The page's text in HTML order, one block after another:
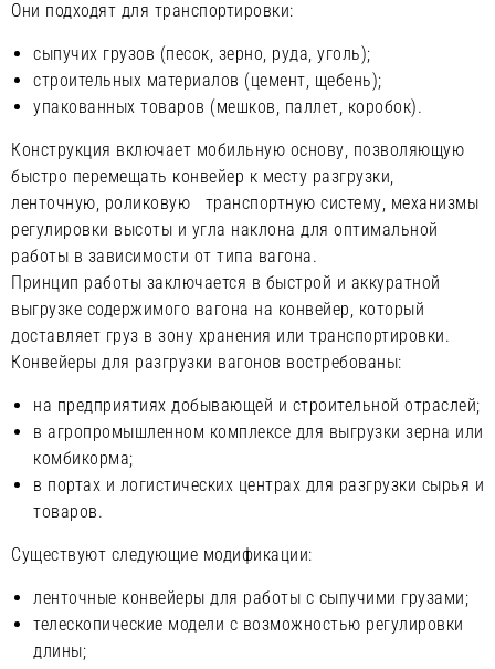
Они подходят для транспортировки:
сыпучих грузов (песок, зерно, руда, уголь);
строительных материалов (цемент, щебень);
упакованных товаров (мешков, паллет, коробок).
Конструкция включает мобильную основу, позволяющую
быстро перемещать конвейер к месту разгрузки,
ленточную, роликовую транспортную систему, механизмы
регулировки высоты и угла наклона для оптимальной
работы в зависимости от типа вагона.
Принцип работы заключается в быстрой и аккуратной
выгрузке содержимого вагона на конвейер, который
доставляет груз в зону хранения или транспортировки.
Конвейеры для разгрузки вагонов востребованы:
на предприятиях добывающей и строительной отраслей;
в агропромышленном комплексе для выгрузки зерна или
комбикорма;
в портах и логистических центрах для разгрузки сырья и
товаров.
Существуют следующие модификации:
ленточные конвейеры для работы с сыпучими грузами;
телескопические модели с возможностью регулировки
длины;